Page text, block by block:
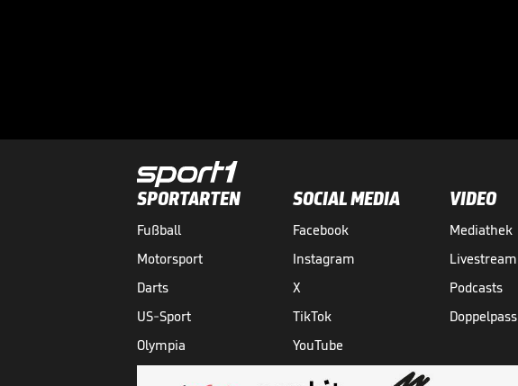
SPORTARTEN
Fußball
Motorsport
Darts
US-Sport
Olympia
SOCIAL MEDIA
Facebook
Instagram
X
TikTok
YouTube
VIDEO
Mediathek
Livestream
Podcasts
Doppelpass